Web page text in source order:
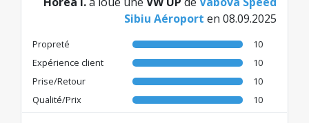
Sibiu Aéroport en 08.09.2025
Propreté
10
Expérience client
10
Prise/Retour
10
Qualité/Prix
10